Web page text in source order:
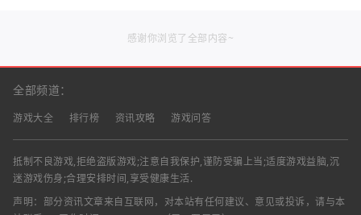
感谢你浏览了全部内容~
全部频道：
游戏大全 排行榜 资讯攻略 游戏问答
抵制不良游戏,拒绝盗版游戏;注意自我保护,谨防受骗上当;适度游戏益脑,沉
迷游戏伤身;合理安排时间,享受健康生活.
声明：部分资讯文章来自互联网，对本站有任何建议、意见或投诉，请与本